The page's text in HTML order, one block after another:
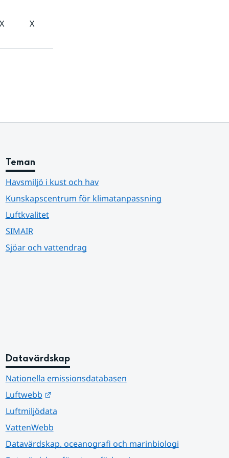
X X
Teman
Havsmiljö i kust och hav
Kunskapscentrum för klimatanpassning
Luftkvalitet
SIMAIR
Sjöar och vattendrag
Datavärdskap
Nationella emissionsdatabasen
Luftwebb
Länk till annan webbplats.
Luftmiljödata
VattenWebb
Datavärdskap, oceanografi och marinbiologi